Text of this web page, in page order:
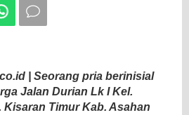
| Seorang pria berinisial
Jalan Durian Lk I Kel.
Kisaran Timur Kab. Asahan